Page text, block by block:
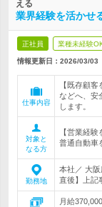
える
業界経験を活かせ
正社員 業種未経験
情報更新日：2026/03/03
仕事内容
【既存顧
などへ、安
します。
対象と
なる方
【営業経
普通自動車
勤務地
本社／ 大
直後】上記
月給